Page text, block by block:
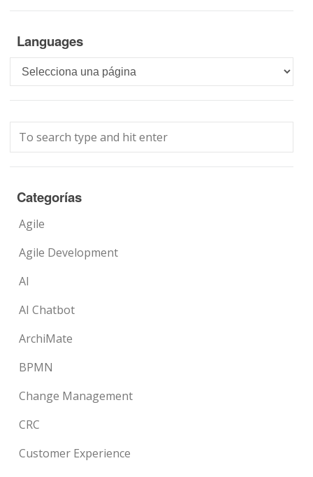
Languages
Languages
Categorías
Agile
Agile Development
AI
AI Chatbot
ArchiMate
BPMN
Change Management
CRC
Customer Experience